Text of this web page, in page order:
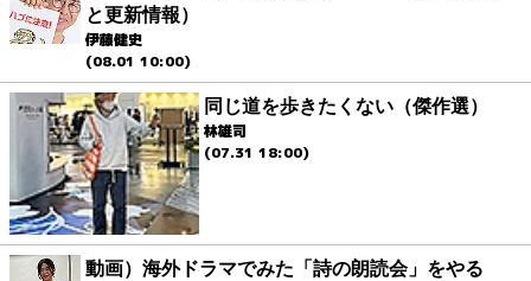
と更新情報）
伊藤健史
(08.01 10:00)
同じ道を歩きたくない（傑作選）
林雄司
(07.31 18:00)
動画）海外ドラマでみた「詩の朗読会」をやる